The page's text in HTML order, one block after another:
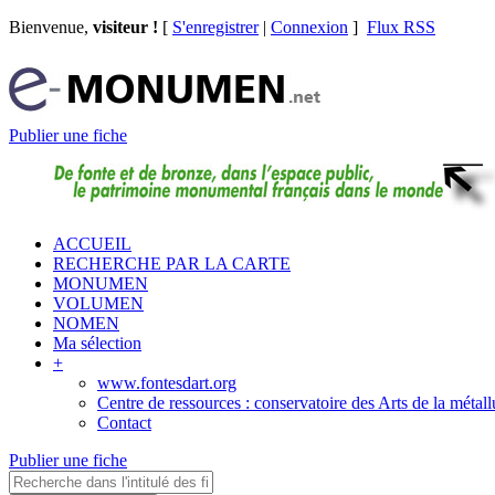
Bienvenue, visiteur ! [ S'enregistrer| Connexion ] Flux RSS
Publier une fiche
ACCUEIL
RECHERCHE PAR LA CARTE
MONUMEN
VOLUMEN
NOMEN
Ma sélection
+
www.fontesdart.org
Centre de ressources : conservatoire des Arts de la
Contact
Publier une fiche